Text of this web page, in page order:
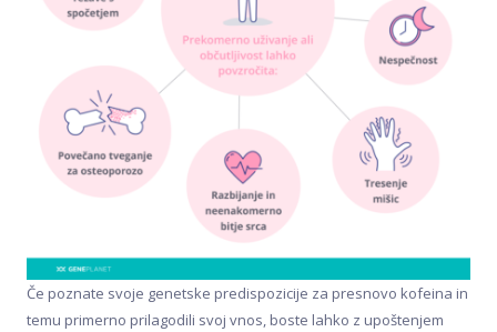
Če poznate svoje genetske predispozicije za presnovo kofeina in
temu primerno prilagodili svoj vnos, boste lahko z upoštenjem